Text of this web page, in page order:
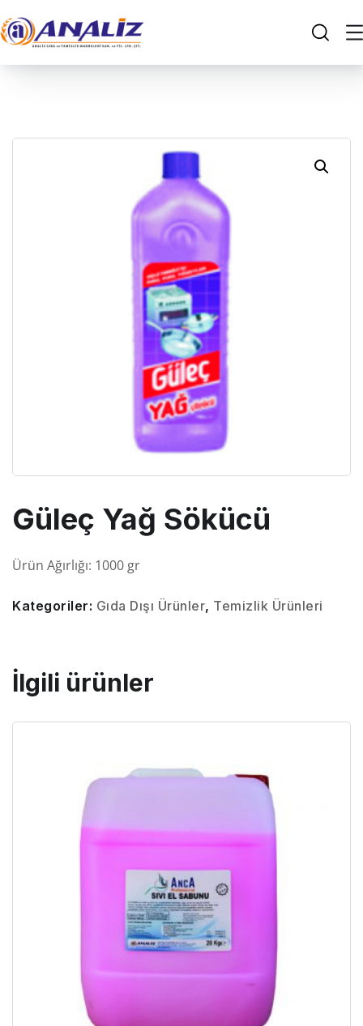
Güleç Yağ Sökücü
Ürün Ağırlığı: 1000 gr
Kategoriler: Gıda Dışı Ürünler, Temizlik Ürünleri
İlgili ürünler